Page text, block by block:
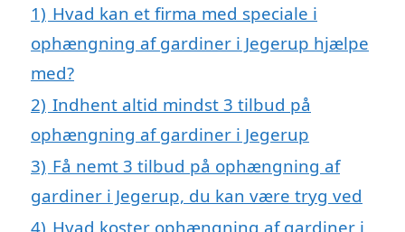
1) Hvad kan et firma med speciale i
ophængning af gardiner i Jegerup hjælpe
med?
2) Indhent altid mindst 3 tilbud på
ophængning af gardiner i Jegerup
3) Få nemt 3 tilbud på ophængning af
gardiner i Jegerup, du kan være tryg ved
4) Hvad koster ophængning af gardiner i